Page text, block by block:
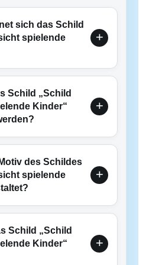
sich das Schild
spielende
Schild „Schild
Kinder“
des Schildes
spielende
Schild „Schild
Kinder“